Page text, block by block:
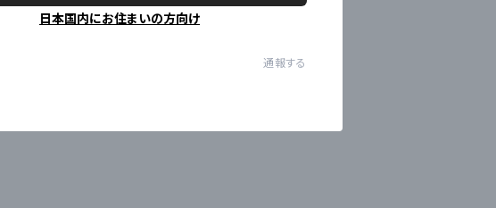
日本国内にお住まいの方向け
通報する